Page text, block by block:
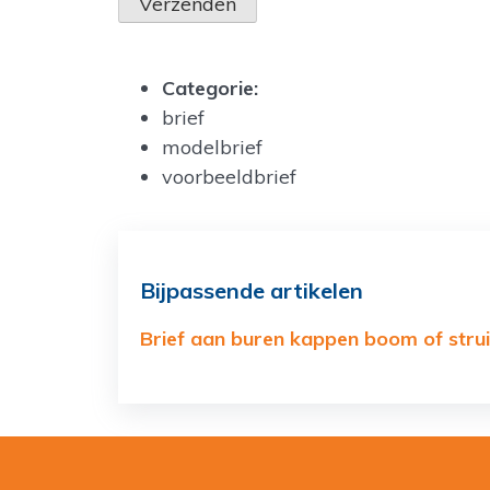
Categorie:
brief
modelbrief
voorbeeldbrief
Bijpassende artikelen
Brief aan buren kappen boom of